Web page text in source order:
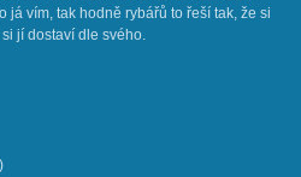
já vím, tak hodně rybářů to řeší tak, že si
jí dostaví dle svého.
)